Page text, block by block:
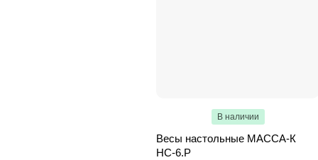
В наличии
Весы настольные МАССА-К
НС-6.Р